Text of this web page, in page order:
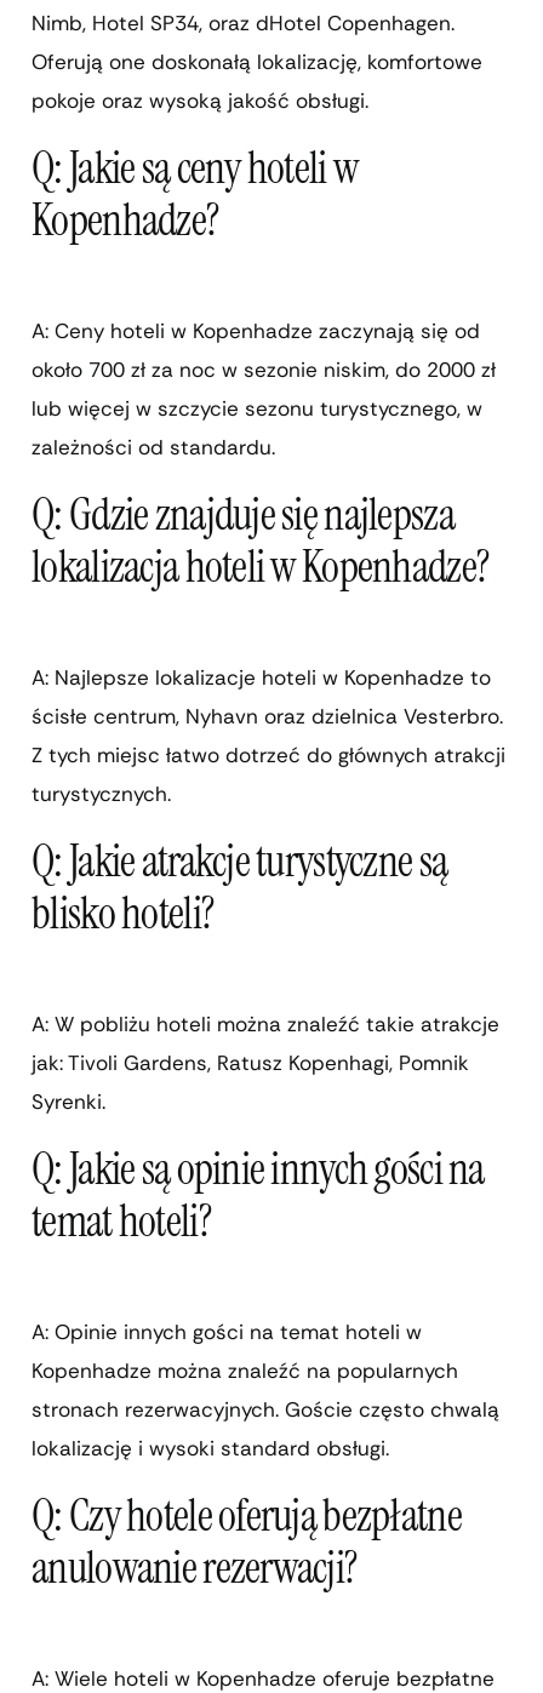
Nimb, Hotel SP34, oraz dHotel Copenhagen.
Oferują one doskonałą lokalizację, komfortowe
pokoje oraz wysoką jakość obsługi.
Q: Jakie są ceny hoteli w
Kopenhadze?
A: Ceny hoteli w Kopenhadze zaczynają się od
około 700 zł za noc w sezonie niskim, do 2000 zł
lub więcej w szczycie sezonu turystycznego, w
zależności od standardu.
Q: Gdzie znajduje się najlepsza
lokalizacja hoteli w Kopenhadze?
A: Najlepsze lokalizacje hoteli w Kopenhadze to
ścisłe centrum, Nyhavn oraz dzielnica Vesterbro.
Z tych miejsc łatwo dotrzeć do głównych atrakcji
turystycznych.
Q: Jakie atrakcje turystyczne są
blisko hoteli?
A: W pobliżu hoteli można znaleźć takie atrakcje
jak: Tivoli Gardens, Ratusz Kopenhagi, Pomnik
Syrenki.
Q: Jakie są opinie innych gości na
temat hoteli?
A: Opinie innych gości na temat hoteli w
Kopenhadze można znaleźć na popularnych
stronach rezerwacyjnych. Goście często chwalą
lokalizację i wysoki standard obsługi.
Q: Czy hotele oferują bezpłatne
anulowanie rezerwacji?
A: Wiele hoteli w Kopenhadze oferuje bezpłatne